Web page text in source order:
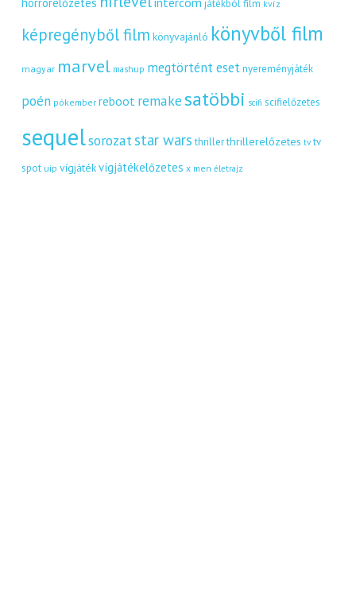
játékból film kvíz
képregényből film könyvajánló könyvből film
magyar marvel mashup megtörtént eset nyereményjáték
poén pókember reboot remakesatöbbi scifi scifielőzetes
sequelsorozatstar wars thriller thrillerelőzetes tv tv
spot uip vígjátékvígjátékelőzetes x men életrajz